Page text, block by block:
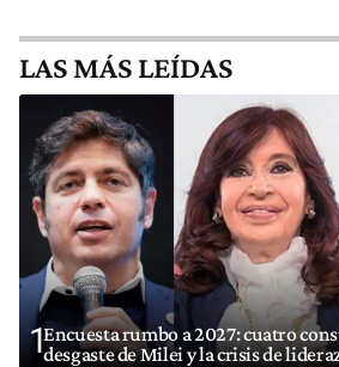
LAS MÁS LEÍDAS
1Encuesta rumbo a 2027: cuatro
desgaste de Milei y la crisis de